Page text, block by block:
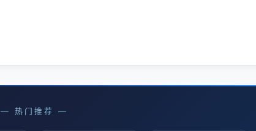
— 热门推荐 —